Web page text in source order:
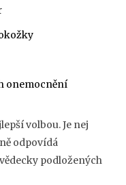
onemocnění
volbou. Je nej
odpovídá
podložených